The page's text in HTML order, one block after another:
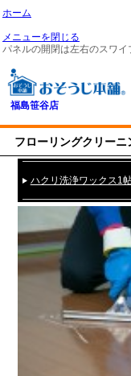
ホーム
メニューを閉じる
パネルの開閉は左右のスワ
福島笹谷店
フローリングクリーニ
ハクリ洗浄ワックス1